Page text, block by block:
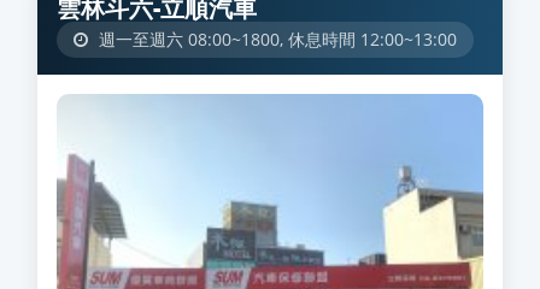
雲林斗六-立順汽車
週一至週六 08:00~1800, 休息時間 12:00~13:00